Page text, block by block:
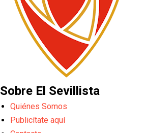
Sobre El Sevillista
Quiénes Somos
Publicítate aquí